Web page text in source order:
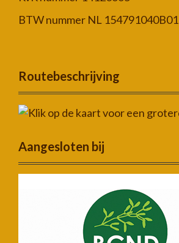
BTW nummer NL 154791040B01
Routebeschrijving
Aangesloten bij